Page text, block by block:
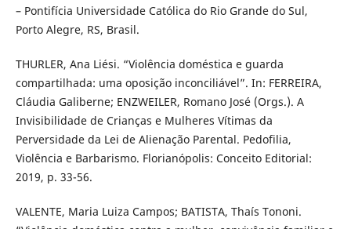
– Pontifícia Universidade Católica do Rio Grande do Sul,
Porto Alegre, RS, Brasil.
THURLER, Ana Liési. “Violência doméstica e guarda
compartilhada: uma oposição inconciliável”. In: FERREIRA,
Cláudia Galiberne; ENZWEILER, Romano José (Orgs.). A
Invisibilidade de Crianças e Mulheres Vítimas da
Perversidade da Lei de Alienação Parental. Pedofilia,
Violência e Barbarismo. Florianópolis: Conceito Editorial:
2019, p. 33-56.
VALENTE, Maria Luiza Campos; BATISTA, Thaís Tononi.